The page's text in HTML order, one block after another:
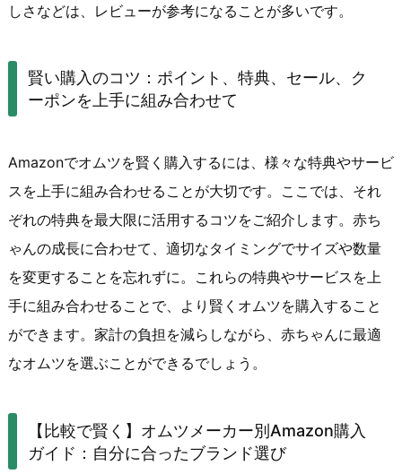
しさなどは、レビューが参考になることが多いです。
賢い購入のコツ：ポイント、特典、セール、ク
ーポンを上手に組み合わせて
Amazonでオムツを賢く購入するには、様々な特典やサービ
スを上手に組み合わせることが大切です。ここでは、それ
ぞれの特典を最大限に活用するコツをご紹介します。赤ち
ゃんの成長に合わせて、適切なタイミングでサイズや数量
を変更することを忘れずに。これらの特典やサービスを上
手に組み合わせることで、より賢くオムツを購入すること
ができます。家計の負担を減らしながら、赤ちゃんに最適
なオムツを選ぶことができるでしょう。
【比較で賢く】オムツメーカー別Amazon購入
ガイド：自分に合ったブランド選び